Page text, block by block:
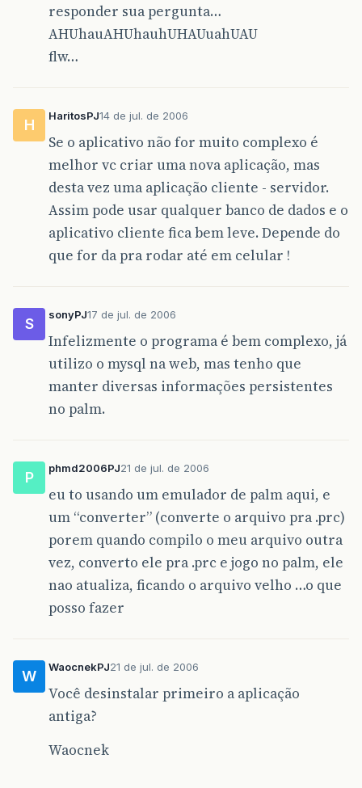
responder sua pergunta…
AHUhauAHUhauhUHAUuahUAU
flw…
H
HaritosPJ14 de jul. de 2006
Se o aplicativo não for muito complexo é
melhor vc criar uma nova aplicação, mas
desta vez uma aplicação cliente - servidor.
Assim pode usar qualquer banco de dados e o
aplicativo cliente fica bem leve. Depende do
que for da pra rodar até em celular !
S
sonyPJ17 de jul. de 2006
Infelizmente o programa é bem complexo, já
utilizo o mysql na web, mas tenho que
manter diversas informações persistentes
no palm.
P
phmd2006PJ21 de jul. de 2006
eu to usando um emulador de palm aqui, e
um “converter” (converte o arquivo pra .prc)
porem quando compilo o meu arquivo outra
vez, converto ele pra .prc e jogo no palm, ele
nao atualiza, ficando o arquivo velho …o que
posso fazer
W
WaocnekPJ21 de jul. de 2006
Você desinstalar primeiro a aplicação
antiga?
Waocnek